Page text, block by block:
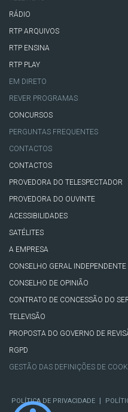
RÁDIO
RTP ARQUIVOS
RTP ENSINA
RTP PLAY
EM DIRETO
REVER PROGRAMAS
CONCURSOS
PERGUNTAS FREQUENTES
CONTACTOS
CONTACTOS
PROVEDORA DO TELESPECTADOR
PROVEDORA DO OUVINTE
ACESSIBILIDADES
SATÉLITES
A EMPRESA
CONSELHO GERAL INDEPENDENTE
CONSELHO DE OPINIÃO
CONTRATO DE CONCESSÃO DO
TELEVISÃO
PROPOSTA DO GOVERNO DE
RGPD
GESTÃO DAS DEFINIÇÕES DE
POLÍTICA DE PRIVACIDADE |